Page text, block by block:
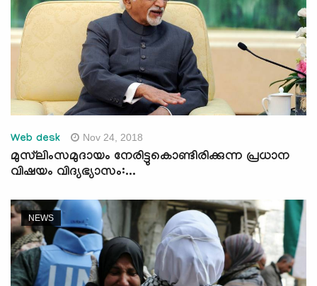
Web desk Nov 24, 2018
മുസ്‌ലിംസമുദായം നേരിട്ടുകൊണ്ടിരിക്കുന്ന പ്രധാന
വിഷയം വിദ്യഭ്യാസം:...
NEWS